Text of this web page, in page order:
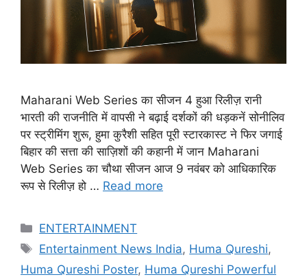
Maharani Web Series का सीजन 4 हुआ रिलीज़ रानी
भारती की राजनीति में वापसी ने बढ़ाई दर्शकों की धड़कनें सोनीलिव
पर स्ट्रीमिंग शुरू, हुमा कुरैशी सहित पूरी स्टारकास्ट ने फिर जगाई
बिहार की सत्ता की साज़िशों की कहानी में जान Maharani
Web Series का चौथा सीजन आज 9 नवंबर को आधिकारिक
रूप से रिलीज़ हो … Read more
Categories
ENTERTAINMENT
Tags
Entertainment News India, Huma Qureshi,
Huma Qureshi Poster, Huma Qureshi Powerful